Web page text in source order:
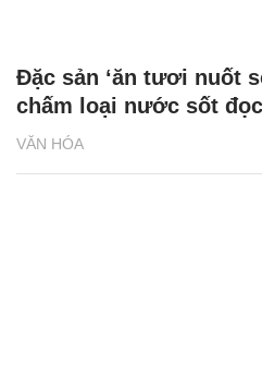
VĂN HÓA
Đặc sản ‘ăn tươi nuốt
chấm loại nước sốt